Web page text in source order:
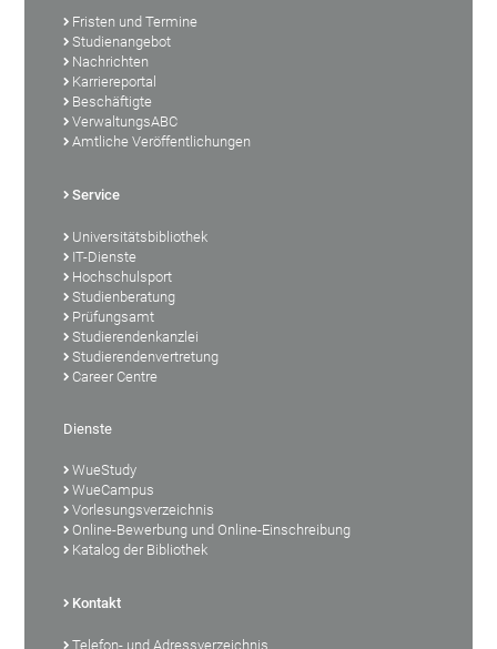
Fristen und Termine
Studienangebot
Nachrichten
Karriereportal
Beschäftigte
VerwaltungsABC
Amtliche Veröffentlichungen
Service
Universitätsbibliothek
IT-Dienste
Hochschulsport
Studienberatung
Prüfungsamt
Studierendenkanzlei
Studierendenvertretung
Career Centre
Dienste
WueStudy
WueCampus
Vorlesungsverzeichnis
Online-Bewerbung und Online-Einschreibung
Katalog der Bibliothek
Kontakt
Telefon- und Adressverzeichnis